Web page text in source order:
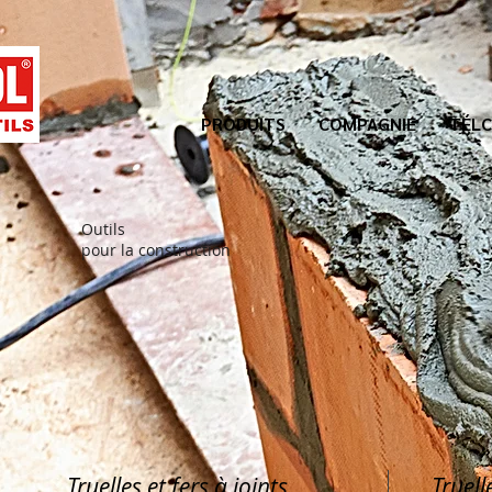
PRODUITS COMPAGNIE
Outils
pour la construction